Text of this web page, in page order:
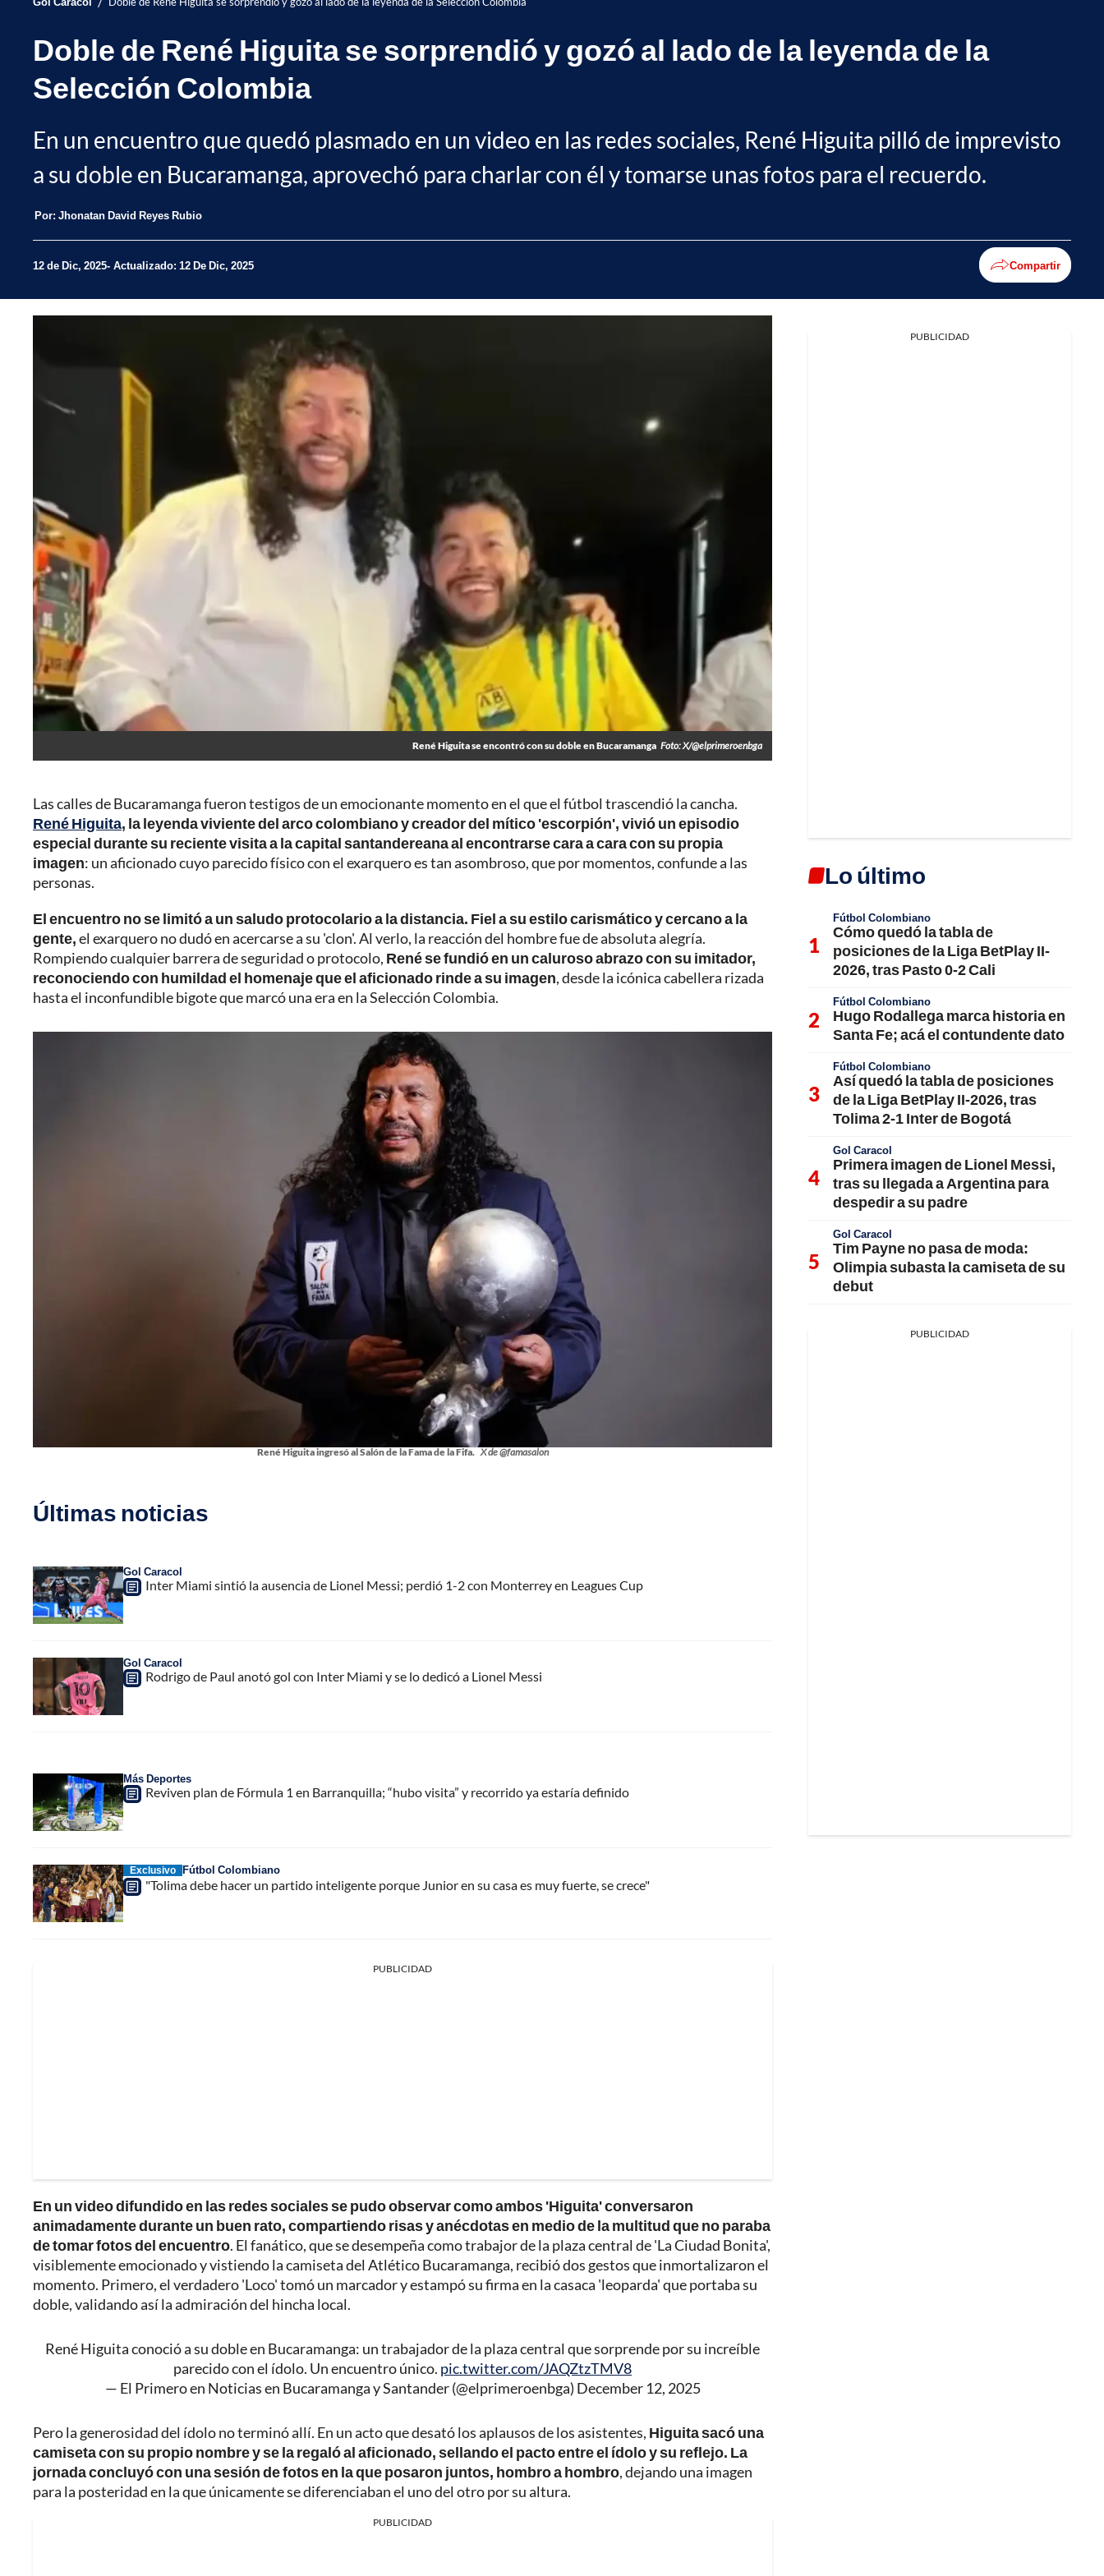
Doble de René Higuita se sorprendió y gozó al lado de la leyenda de la
Selección Colombia
En un encuentro que quedó plasmado en un video en las redes sociales, René Higuita pilló de imprevisto
a su doble en Bucaramanga, aprovechó para charlar con él y tomarse unas fotos para el recuerdo.
Por: Jhonatan David Reyes Rubio
12 de Dic, 2025 Actualizado: 12 De Dic, 2025 Compartir
René Higuita se encontró con su doble en Bucaramanga Foto: X/@elprimeroenbga
Las calles de Bucaramanga fueron testigos de un emocionante momento en el que el fútbol trascendió la cancha.
René Higuita, la leyenda viviente del arco colombiano y creador del mítico 'escorpión', vivió un episodio
especial durante su reciente visita a la capital santandereana al encontrarse cara a cara con su propia
imagen: un aficionado cuyo parecido físico con el exarquero es tan asombroso, que por momentos, confunde a las
personas.
El encuentro no se limitó a un saludo protocolario a la distancia. Fiel a su estilo carismático y cercano a la
gente,el exarquero no dudó en acercarse a su 'clon'. Al verlo, la reacción del hombre fue de absoluta alegría.
Rompiendo cualquier barrera de seguridad o protocolo, René se fundió en un caluroso abrazo con su imitador,
reconociendo con humildad el homenaje que el aficionado rinde a su imagen, desde la icónica cabellera rizada
hasta el inconfundible bigote que marcó una era en la Selección Colombia.
René Higuita ingresó al Salón de la Fama de la Fifa. X de @famasalon
Últimas noticias
Gol Caracol
Inter Miami sintió la ausencia de Lionel Messi; perdió 1-2 con Monterrey en Leagues Cup
Gol Caracol
Rodrigo de Paul anotó gol con Inter Miami y se lo dedicó a Lionel Messi
Más Deportes
Reviven plan de Fórmula 1 en Barranquilla; “hubo visita” y recorrido ya estaría definido
Exclusivo Fútbol Colombiano
"Tolima debe hacer un partido inteligente porque Junior en su casa es muy fuerte, se crece"
PUBLICIDAD
En un video difundido en las redes sociales se pudo observar como ambos 'Higuita' conversaron
animadamente durante un buen rato, compartiendo risas y anécdotas en medio de la multitud que no paraba
de tomar fotos del encuentro. El fanático, que se desempeña como trabajor de la plaza central de 'La Ciudad Bonita',
visiblemente emocionado y vistiendo la camiseta del Atlético Bucaramanga, recibió dos gestos que inmortalizaron el
momento. Primero, el verdadero 'Loco' tomó un marcador y estampó su firma en la casaca 'leoparda' que portaba su
doble, validando así la admiración del hincha local.
René Higuita conoció a su doble en Bucaramanga: un trabajador de la plaza central que sorprende por su increíble
parecido con el ídolo. Un encuentro único. pic.twitter.com/JAQZtzTMV8
— El Primero en Noticias en Bucaramanga y Santander (@elprimeroenbga) December 12, 2025
Pero la generosidad del ídolo no terminó allí. En un acto que desató los aplausos de los asistentes, Higuita sacó una
camiseta con su propio nombre y se la regaló al aficionado, sellando el pacto entre el ídolo y su reflejo. La
jornada concluyó con una sesión de fotos en la que posaron juntos, hombro a hombro, dejando una imagen
para la posteridad en la que únicamente se diferenciaban el uno del otro por su altura.
PUBLICIDAD
PUBLICIDAD
Lo último
Fútbol Colombiano
Cómo quedó la tabla de
posiciones de la Liga BetPlay II-
2026, tras Pasto 0-2 Cali
Fútbol Colombiano
Hugo Rodallega marca historia en
Santa Fe; acá el contundente dato
Fútbol Colombiano
Así quedó la tabla de posiciones
de la Liga BetPlay II-2026, tras
Tolima 2-1 Inter de Bogotá
Gol Caracol
Primera imagen de Lionel Messi,
tras su llegada a Argentina para
despedir a su padre
Gol Caracol
Tim Payne no pasa de moda:
Olimpia subasta la camiseta de su
debut
PUBLICIDAD